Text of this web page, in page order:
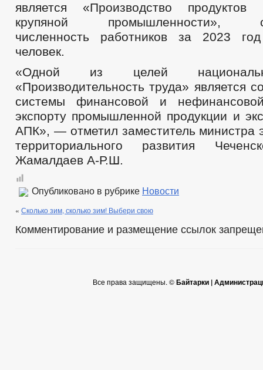
является «Производство
крупяной промышленности»,
численность работников за 2023
человек.
«Одной из целей
«Производительность труда» является
системы финансовой и
экспорту промышленной продукции и
АПК», — отметил заместитель министра
территориального развития
Жамалдаев А-Р.Ш.
Опубликовано в рубрике Новости
« Сколько зим, сколько зим! Выбери свою
Комментирование и размещение ссылок
Все права защищены. ©Байтарки |